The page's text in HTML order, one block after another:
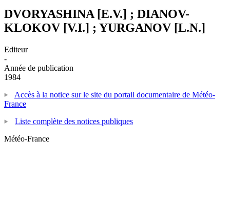
DVORYASHINA [E.V.] ; DIANOV-
KLOKOV [V.I.] ; YURGANOV [L.N.]
Editeur
-
Année de publication
1984
Accès à la notice sur le site du portail documentaire de Météo-
France
Liste complète des notices publiques
Météo-France